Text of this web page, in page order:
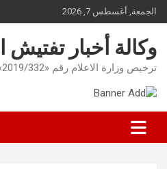
Skip
to
content
الجمعة, أغسطس 7, 2026
وكالة أخبار تفتيش
ترخيص وزارة الاعلام رقم «2019/332» للتواصل : 51787720